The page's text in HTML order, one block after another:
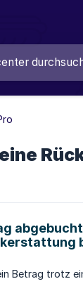
Betrag trotz